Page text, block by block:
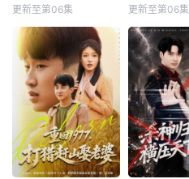
更新至第06集 更新至第06集